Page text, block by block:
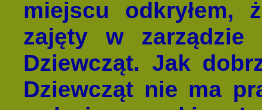
miejscu odkryłem,
zajęty w
Dziewcząt. Jak
Dziewcząt nie ma